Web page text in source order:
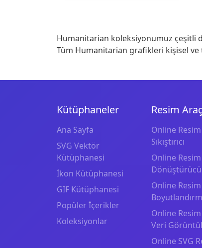
Humanitarian koleksiyonumuz çeşitli
Tüm Humanitarian grafikleri kişisel
Kütüphaneler
Ana Sayfa
SVG Vektör
Kütüphanesi
İkon Kütüphanesi
GIF Kütüphanesi
Popüler İçerikler
Koleksiyonlar
Resim
Online Resim
Sıkıştırıcı
Online Resim
Dönüştürücü
Online Resim
Online
Veri
Online SVG